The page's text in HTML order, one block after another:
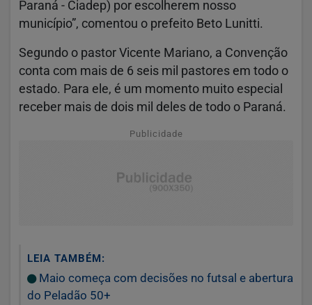
Paraná - Ciadep) por escolherem nosso
município”, comentou o prefeito Beto Lunitti.
Segundo o pastor Vicente Mariano, a Convenção
conta com mais de 6 seis mil pastores em todo o
estado. Para ele, é um momento muito especial
receber mais de dois mil deles de todo o Paraná.
Publicidade
LEIA TAMBÉM:
Maio começa com decisões no futsal e abertura
do Peladão 50+